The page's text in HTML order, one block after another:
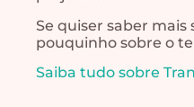
Se quiser saber
pouquinho sobre o
Saiba tudo sobre